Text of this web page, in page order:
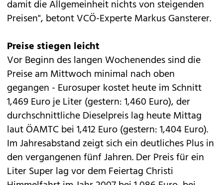
damit die Allgemeinheit nichts von steigenden
Preisen", betont VCÖ-Experte Markus Gansterer.
Preise stiegen leicht
Vor Beginn des langen Wochenendes sind die
Preise am Mittwoch minimal nach oben
gegangen - Eurosuper kostet heute im Schnitt
1,469 Euro je Liter (gestern: 1,460 Euro), der
durchschnittliche Dieselpreis lag heute Mittag
laut ÖAMTC bei 1,412 Euro (gestern: 1,404 Euro).
Im Jahresabstand zeigt sich ein deutliches Plus in
den vergangenen fünf Jahren. Der Preis für ein
Liter Super lag vor dem Feiertag Christi